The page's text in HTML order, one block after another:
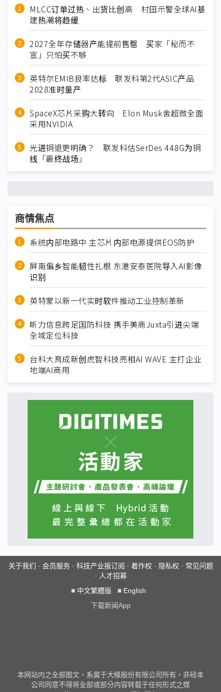
MLCC订单过热、出货比创高 村田示警全球AI基
建热潮将趋缓
2027全年存储器产能提前售罄 买家「秘而不
宣」只怕买不够
英特尔EMIB良率达标 联发科第2代ASIC产品
2028准时量产
SpaceX芯片采购大转向 Elon Musk舍超微全面
采用NVIDIA
光进铜退更明确？ 联发科估SerDes 448G为铜
线「最终战场」
商情焦点
系统内部电路中 主芯片内部电源提供EOS防护
屏南偏乡智能韧性扎根 东港安泰医院导入AI影像
识别
英特蒙以新一代实时软件推动工业控制革新
昕力信息跨足国防科技 携手美商Juxta引进尖端
全域定位科技
台科大育成新创虎智科技亮相AI WAVE 主打企业
地端AI商用
关于我们 · 会员服务· 科技产业报订阅 · 着作权 · 隐私权 · 常见问题
· 人才招募
■ 中文繁體版 ■ English
下载新闻App
本网站内之全部图文，系属于大椽股份有限公司所有，非经本
公司同意不得将全部或部分内容转载于任何形式之媒